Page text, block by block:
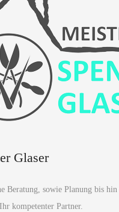
Glaser
Beratung, sowie Planung bis
kompetenter Partner.